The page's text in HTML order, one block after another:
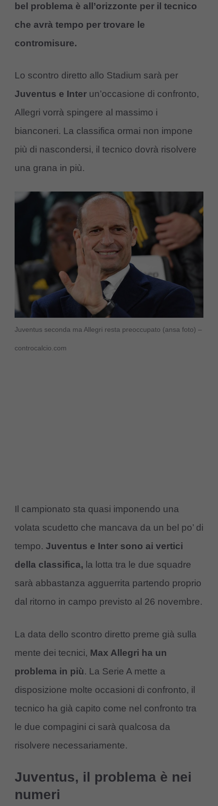
bel problema è all’orizzonte per il tecnico
che avrà tempo per trovare le
contromisure.
Lo scontro diretto allo Stadium sarà per
Juventus e Inter un’occasione di confronto,
Allegri vorrà spingere al massimo i
bianconeri. La classifica ormai non impone
più di nascondersi, il tecnico dovrà risolvere
una grana in più.
Juventus seconda ma Allegri resta preoccupato (ansa foto) –
controcalcio.com
Il campionato sta quasi imponendo una
volata scudetto che mancava da un bel po’ di
tempo. Juventus e Inter sono ai vertici
della classifica, la lotta tra le due squadre
sarà abbastanza agguerrita partendo proprio
dal ritorno in campo previsto al 26 novembre.
La data dello scontro diretto preme già sulla
mente dei tecnici, Max Allegri ha un
problema in più. La Serie A mette a
disposizione molte occasioni di confronto, il
tecnico ha già capito come nel confronto tra
le due compagini ci sarà qualcosa da
risolvere necessariamente.
Juventus, il problema è nei
numeri